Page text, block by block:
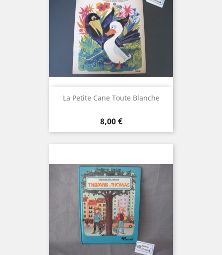
La Petite Cane Toute Blanche
Prix
8,00 €